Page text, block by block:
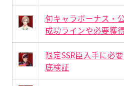
旬キャラボーナス・
成功ラインや必要獲
限定SSR臣入手に必
底検証